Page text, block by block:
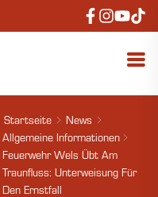
Startseite
News
Allgemeine Informationen
Feuerwehr Wels Übt Am
Traunfluss: Unterweisung Für
Den Ernstfall